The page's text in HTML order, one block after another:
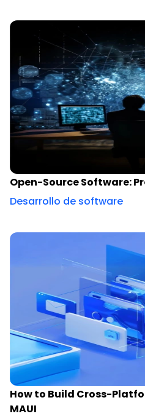
Open-Source Software:
Desarrollo de software
How to Build Cross-
MAUI